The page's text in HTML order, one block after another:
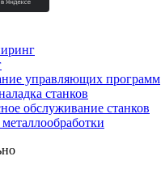
управляющих программ
станков
обслуживание станков